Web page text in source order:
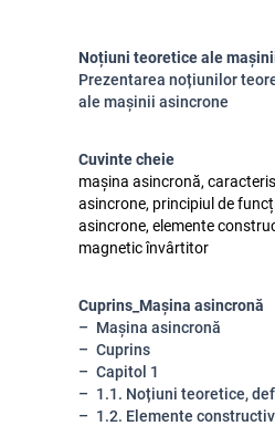
Noțiuni teoretice ale
Prezentarea noțiunilor
ale mașinii asincrone
Cuvinte cheie
mașina asincronă,
asincrone, principiul de
asincrone, elemente
magnetic învârtitor
Cuprins_Mașina asincronă
Mașina asincronă
Cuprins
Capitol 1
1.1. Noțiuni teoretice,
1.2. Elemente